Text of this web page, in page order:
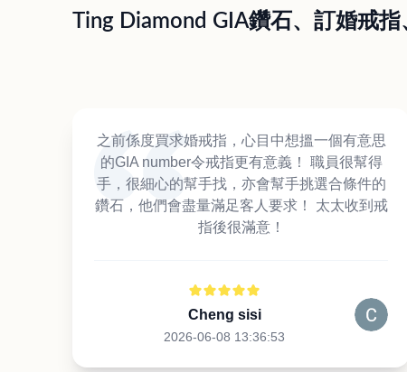
Ting Diamond GIA鑽石、訂婚戒
之前係度買求婚戒指，心目中想搵一個有意思
的GIA number令戒指更有意義！ 職員很幫得
手，很細心的幫手找，亦會幫手挑選合條件的
鑽石，他們會盡量滿足客人要求！ 太太收到戒
指後很滿意！
Cheng sisi
2026-06-08 13:36:53